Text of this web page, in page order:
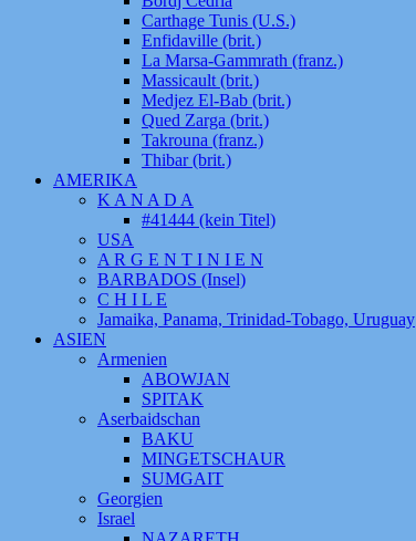
Carthage Tunis (U.S.)
Enfidaville (brit.)
La Marsa-Gammrath (franz.)
Massicault (brit.)
Medjez El-Bab (brit.)
Qued Zarga (brit.)
Takrouna (franz.)
Thibar (brit.)
AMERIKA
K A N A D A
#41444 (kein Titel)
USA
A R G E N T I N I E N
BARBADOS (Insel)
C H I L E
Jamaika, Panama, Trinidad-Tobago, Uruguay
ASIEN
Armenien
ABOWJAN
SPITAK
Aserbaidschan
BAKU
MINGETSCHAUR
SUMGAIT
Georgien
Israel